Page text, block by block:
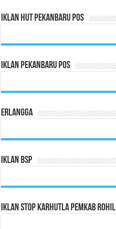
Iklan HUT Pekanbaru Pos
Iklan Pekanbaru Pos
Erlangga
Iklan BSP
Iklan Stop Karhutla Pemkab Rohil